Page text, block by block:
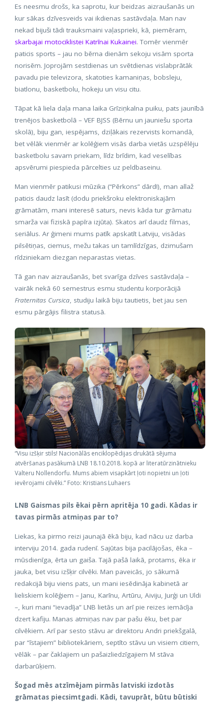
Es neesmu drošs, ka saprotu, kur beidzas aizraušanās un
kur sākas dzīvesveids vai ikdienas sastāvdaļa. Man nav
nekad bijuši tādi trauksmaini vaļasprieki, kā, piemēram,
skarbajai motociklistei Katrīnai Kukainei. Tomēr vienmēr
paticis sports – jau no bērna dienām sekoju visām sporta
norisēm. Joprojām sestdienas un svētdienas vislabprātāk
pavadu pie televizora, skatoties kamaniņas, bobsleju,
biatlonu, basketbolu, hokeju un visu citu.
Tāpat kā liela daļa mana laika Grīziņkalna puiku, pats jaunībā
trenējos basketbolā – VEF BJSS (Bērnu un jauniešu sporta
skolā), biju gan, iespējams, dziļākais rezervists komandā,
bet vēlāk vienmēr ar kolēģiem visās darba vietās uzspēlēju
basketbolu savam priekam, līdz brīdim, kad veselības
apsvērumi piespieda pārcelties uz peldbaseinu.
Man vienmēr patikusi mūzika (“Pērkons” dārd!), man allaž
paticis daudz lasīt (dodu priekšroku elektroniskajām
grāmatām, mani interesē saturs, nevis kāda tur grāmatu
smarža vai fiziskā papīra izjūta). Skatos arī daudz filmas,
seriālus. Ar ģimeni mums patīk apskatīt Latviju, visādas
pilsētiņas, ciemus, mežu takas un tamlīdzīgas, dzimušam
rīdziniekam diezgan neparastas vietas.
Tā gan nav aizraušanās, bet svarīga dzīves sastāvdaļa –
vairāk nekā 60 semestrus esmu studentu korporācijā
Fraternitas Cursica, studiju laikā biju tautietis, bet jau sen
esmu pārgājis filistra statusā.
“Visu izšķir stils! Nacionālās enciklopēdijas drukātā sējuma
atvēršanas pasākumā LNB 18.10.2018. kopā ar literatūrzinātnieku
Valteru Nollendorfu. Mums abiem visapkārt ļoti nopietni un ļoti
ievērojami cilvēki.” Foto: Kristians Luhaers
LNB Gaismas pils ēkai pērn apritēja 10 gadi. Kādas ir
tavas pirmās atmiņas par to?
Liekas, ka pirmo reizi jaunajā ēkā biju, kad nācu uz darba
interviju 2014. gada rudenī. Sajūtas bija pacilājošas, ēka –
mūsdienīga, ērta un gaiša. Tajā pašā laikā, protams, ēka ir
jauka, bet visu izšķir cilvēki. Man paveicās, jo sākumā
redakcijā biju viens pats, un mani iesēdināja kabinetā ar
lieliskiem kolēģiem – Janu, Karīnu, Artūru, Aiviju, Jurģi un Uldi
–, kuri mani “ievadīja” LNB lietās un arī pie reizes iemācīja
dzert kafiju. Manas atmiņas nav par pašu ēku, bet par
cilvēkiem. Arī par sesto stāvu ar direktoru Andri priekšgalā,
par “īstajiem” bibliotekāriem, septīto stāvu un visiem citiem,
vēlāk – par čaklajiem un pašaizliedzīgajiem M stāva
darbarūķiem.
Šogad mēs atzīmējam pirmās latviski izdotās
grāmatas piecsimtgadi. Kādi, tavuprāt, būtu būtiski